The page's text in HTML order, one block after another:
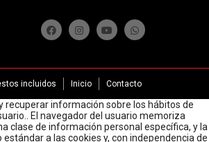
incluidos Inicio Contacto
recuperar información sobre los hábitos de
El navegador del usuario memoriza
clase de información personal específica, y la
a las cookies y, con independencia de